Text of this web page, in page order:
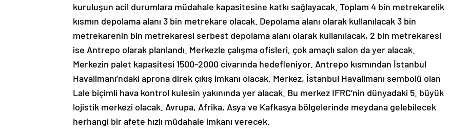
kuruluşun acil durumlara müdahale kapasitesine katkı sağlayacak. Toplam 4 bin metrekarelik
kısmın depolama alanı 3 bin metrekare olacak. Depolama alanı olarak kullanılacak 3 bin
metrekarenin bin metrekaresi serbest depolama alanı olarak kullanılacak, 2 bin metrekaresi
ise Antrepo olarak planlandı. Merkezle çalışma ofisleri, çok amaçlı salon da yer alacak.
Merkezin palet kapasitesi 1500-2000 civarında hedefleniyor. Antrepo kısmından İstanbul
Havalimanı’ndaki aprona direk çıkış imkanı olacak. Merkez, İstanbul Havalimanı sembolü olan
Lale biçimli hava kontrol kulesin yakınında yer alacak. Bu merkez IFRC’nin dünyadaki 5. büyük
lojistik merkezi olacak. Avrupa, Afrika, Asya ve Kafkasya bölgelerinde meydana gelebilecek
herhangi bir afete hızlı müdahale imkanı verecek.